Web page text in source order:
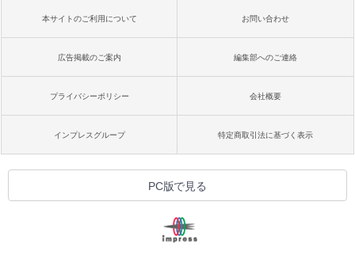
本サイトのご利用について お問い合わせ
広告掲載のご案内 編集部へのご連絡
プライバシーポリシー 会社概要
インプレスグループ 特定商取引法に基づく表示
PC版で見る